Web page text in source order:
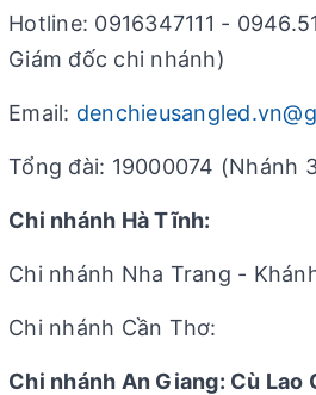
Hotline: 0916347111 -
Giám đốc chi nhánh)
Email:
Tổng đài: 19000074 (Nhánh
Chi nhánh Hà Tĩnh:
Chi nhánh Nha Trang -
Chi nhánh Cần Thơ:
Chi nhánh An Giang: Cù Lao